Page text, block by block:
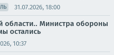
31.07.2026, 18:00
области.. Министра обороны
остались
10:37